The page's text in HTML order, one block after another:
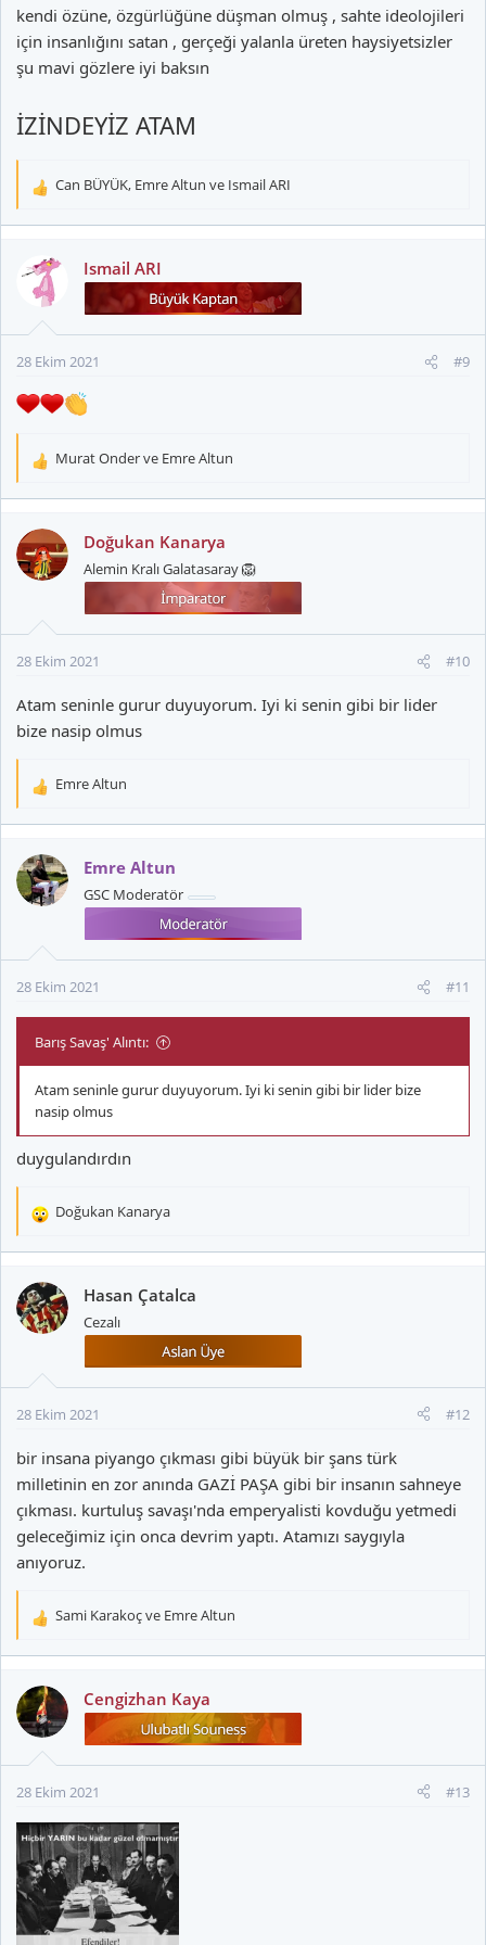
kendi özüne, özgürlüğüne düşman olmuş , sahte ideolojileri
için insanlığını satan , gerçeği yalanla üreten haysiyetsizler
şu mavi gözlere iyi baksın
İZİNDEYİZ ATAM
T
k
:
Can BÜYÜK, Emre Altun ve Ismail ARI
Ismail ARI
28 Ekim 2021 #9
T
k
i
l
Murat Onderve Emre Altun
Doğukan Kanarya
Alemin Kralı Galatasaray 🦁
28 Ekim 2021 #10
Atam seninle gurur duyuyorum. Iyi ki senin gibi bir lider
bize nasip olmus
T
k
i
l
Emre Altun
Emre Altun
GSC Moderatör
28 Ekim 2021 #11
Barış Savaş' Alıntı:
Atam seninle gurur duyuyorum. Iyi ki senin gibi bir lider bize
nasip olmus
duygulandırdın
T
k
i
l
Doğukan Kanarya
Hasan Çatalca
Cezalı
28 Ekim 2021 #12
bir insana piyango çıkması gibi büyük bir şans türk
milletinin en zor anında GAZİ PAŞA gibi bir insanın sahneye
çıkması. kurtuluş savaşı'nda emperyalisti kovduğu yetmedi
geleceğimiz için onca devrim yaptı. Atamızı saygıyla
anıyoruz.
T
k
i
l
:
Sami Karakoçve Emre Altun
Cengizhan Kaya
28 Ekim 2021 #13